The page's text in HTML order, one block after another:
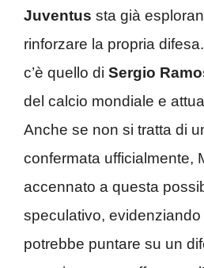
Juventus sta già
rinforzare la propria
c’è quello di Sergio
del calcio mondiale e
Anche se non si tratta di
confermata ufficialmente,
accennato a questa
speculativo, evidenziando
potrebbe puntare su un